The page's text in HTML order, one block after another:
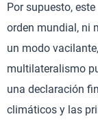
Por supuesto,
orden mundial, ni
un modo
multilateralismo
una declaración
climáticos y las